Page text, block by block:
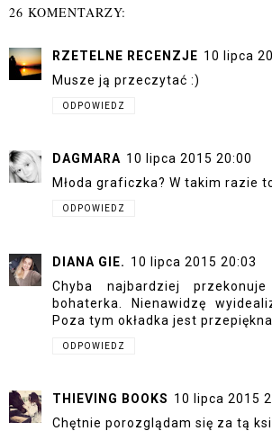
26 KOMENTARZY:
RZETELNE RECENZJE 10 lipca
Musze ją przeczytać :)
ODPOWIEDZ
DAGMARA 10 lipca 2015 20:00
Młoda graficzka? W takim razie
ODPOWIEDZ
DIANA GIE. 10 lipca 2015 20:03
Chyba najbardziej
bohaterka. Nienawidzę
Poza tym okładka jest
ODPOWIEDZ
THIEVING BOOKS 10 lipca 2015
Chętnie porozglądam się za tą